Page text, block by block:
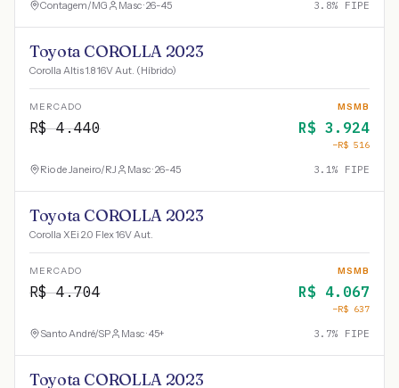
Contagem/MG Masc · 26-45 3.8% FIPE
Toyota COROLLA 2023
Corolla Altis 1.8 16V Aut. (Híbrido)
MERCADO
R$4.440
MSMB
R$ 3.924
−R$ 516
Rio de Janeiro/RJ Masc · 26-45 3.1% FIPE
Toyota COROLLA 2023
Corolla XEi 2.0 Flex 16V Aut.
MERCADO
R$4.704
MSMB
R$ 4.067
−R$ 637
Santo André/SP Masc · 45+ 3.7% FIPE
Toyota COROLLA 2023